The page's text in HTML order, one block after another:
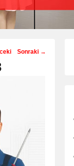
Sonraki →